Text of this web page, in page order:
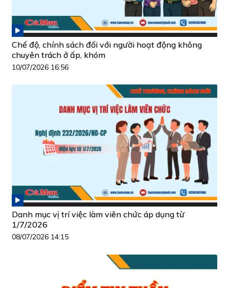
Chế độ, chính sách đối với người hoạt động không
chuyên trách ở ấp, khóm
10/07/2026 16:56
Danh mục vị trí việc làm viên chức áp dụng từ
1/7/2026
08/07/2026 14:15